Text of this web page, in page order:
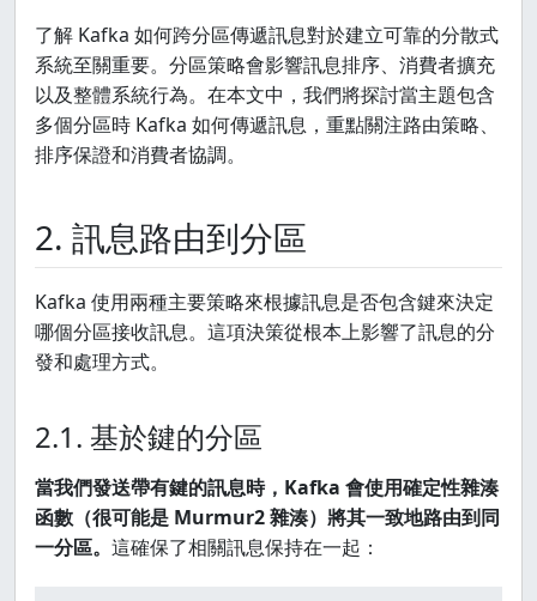
了解 Kafka 如何跨分區傳遞訊息對於建立可靠的分散式
系統至關重要。分區策略會影響訊息排序、消費者擴充
以及整體系統行為。在本文中，我們將探討當主題包含
多個分區時 Kafka 如何傳遞訊息，重點關注路由策略、
排序保證和消費者協調。
2. 訊息路由到分區
Kafka 使用兩種主要策略來根據訊息是否包含鍵來決定
哪個分區接收訊息。這項決策從根本上影響了訊息的分
發和處理方式。
2.1. 基於鍵的分區
當我們發送帶有鍵的訊息時，Kafka 會使用確定性雜湊
函數（很可能是 Murmur2 雜湊）將其一致地路由到同
一分區。 這確保了相關訊息保持在一起：